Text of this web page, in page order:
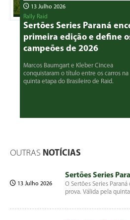
13 Julho 2026
Rally Raid
Sertões Series Paraná
primeira edição e define
campeões de 2026
Marcos Baumgart e Kleber Cincea
conquistaram o título entre os carros na
quinta etapa do Brasileiro de Raid.
OUTRAS NOTÍCIAS
13 Julho 2026
Sertões Series
O Sertões Series
prova. Válida pela